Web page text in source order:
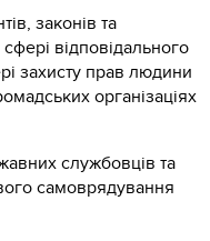
законів та
відповідального
захисту прав людини
організаціях
службовців та
самоврядування